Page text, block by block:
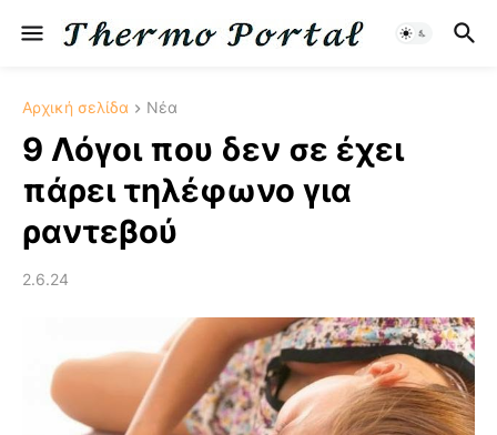
Αρχική σελίδα Νέα
9 Λόγοι που δεν σε έχει
πάρει τηλέφωνο για
ραντεβού
2.6.24